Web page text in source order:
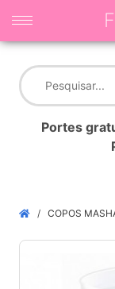
Portes
COPOS